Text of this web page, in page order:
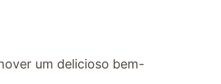
um delicioso bem-